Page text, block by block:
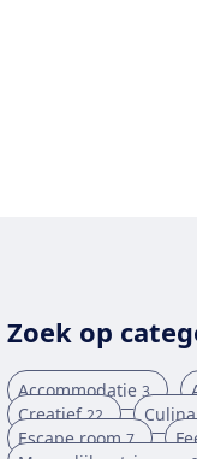
Zoek op
Accommodatie 3
Creatief 22
Escape room 7